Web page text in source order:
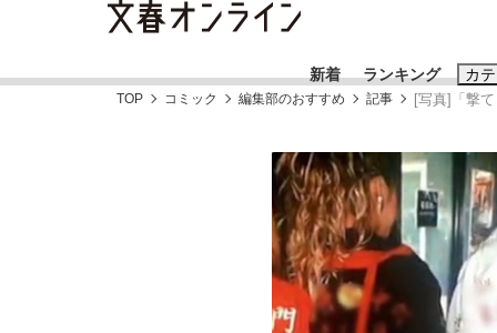
新着 ランキング カ
おすすめの
#藤田晋
#三
#玉木雄一郎
TOP コミック 編集部のおすすめ 記事 [写真]「撃